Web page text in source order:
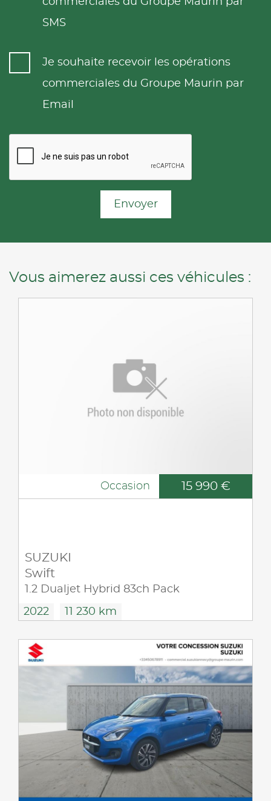
SMS
Je souhaite recevoir les opérations
commerciales du Groupe Maurin par
Email
Envoyer
Vous aimerez aussi ces véhicules :
Occasion 15 990 €
SUZUKI
Swift
1.2 Dualjet Hybrid 83ch Pack
2022 11 230 km